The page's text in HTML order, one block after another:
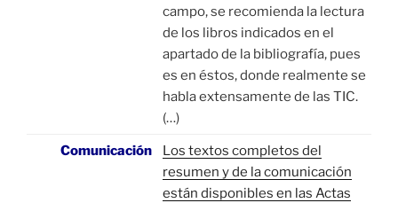
campo, se recomienda la lectura
de los libros indicados en el
apartado de la bibliografía, pues
es en éstos, donde realmente se
habla extensamente de las TIC.
(…)
Comunicación
Los textos completos del
resumen y de la comunicación
están disponibles en las Actas